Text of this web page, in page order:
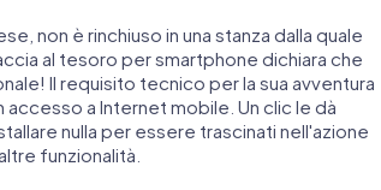
non è rinchiuso in una stanza dalla quale
al tesoro per smartphone dichiara che
Il requisito tecnico per la sua avventura
a Internet mobile. Un clic le dà
nulla per essere trascinati nell'azione
funzionalità.